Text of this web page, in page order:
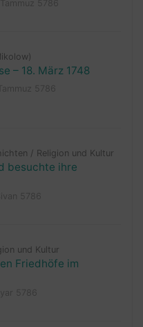
– 18. März 1748
/ Religion und Kultur
besuchte ihre
und Kultur
Friedhöfe im